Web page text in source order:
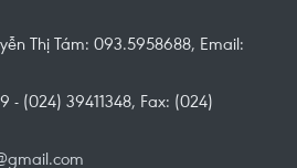
Thị Tám: 093.5958688, Email:
- (024) 39411348, Fax: (024)